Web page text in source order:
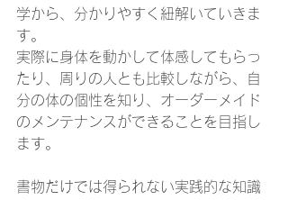
学から、分かりやすく紐解いていきま
す。
実際に身体を動かして体感してもらっ
たり、周りの人とも比較しながら、自
分の体の個性を知り、オーダーメイド
のメンテナンスができることを目指し
ます。
書物だけでは得られない実践的な知識